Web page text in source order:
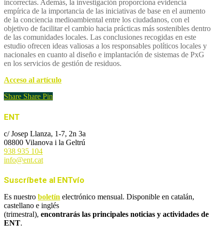
incorrectas. Además, la investigación proporciona evidencia
empírica de la importancia de las iniciativas de base en el aumento
de la conciencia medioambiental entre los ciudadanos, con el
objetivo de facilitar el cambio hacia prácticas más sostenibles dentro
de las comunidades locales. Las conclusiones recogidas en este
estudio ofrecen ideas valiosas a los responsables políticos locales y
nacionales en cuanto al diseño e implantación de sistemas de PxG
en los servicios de gestión de residuos.
Acceso al artículo
Share Share Pin
ENT
c/ Josep Llanza, 1-7, 2n 3a
08800 Vilanova i la Geltrú
938 935 104
info@ent.cat
Suscríbete al ENTvío
Es nuestro boletín electrónico mensual. Disponible en catalán,
castellano e inglés
(trimestral), encontrarás las principales noticias y actividades de
ENT.